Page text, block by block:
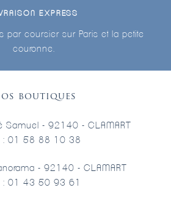
EXPRESS
par coursier sur Paris et la petite
couronne.
boutiques
Samuel - 92140 - CLAMART
: 01 58 88 10 38
- 92140 - CLAMART
: 01 43 50 93 61